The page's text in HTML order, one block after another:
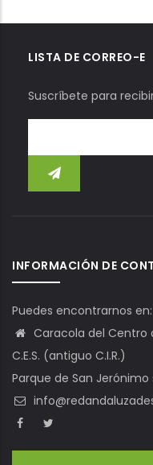
LISTA DE CORREO-E
Suscríbete para
INFORMACIÓN DE
Puedes encontrarnos en:
Caracola del Centro
C.E.S. (antiguo C.I.R.)
Parque de San Jerónimo